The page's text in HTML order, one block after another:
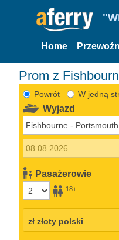
Home
Prom z
Powrót W jedną
Wyjazd
Pasażerowie
18+